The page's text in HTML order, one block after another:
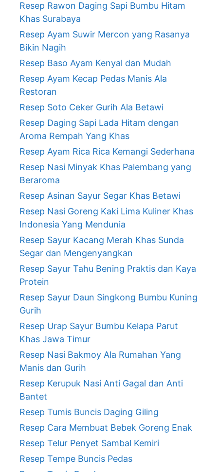
Resep Rawon Daging Sapi Bumbu Hitam
Khas Surabaya
Resep Ayam Suwir Mercon yang Rasanya
Bikin Nagih
Resep Baso Ayam Kenyal dan Mudah
Resep Ayam Kecap Pedas Manis Ala
Restoran
Resep Soto Ceker Gurih Ala Betawi
Resep Daging Sapi Lada Hitam dengan
Aroma Rempah Yang Khas
Resep Ayam Rica Rica Kemangi Sederhana
Resep Nasi Minyak Khas Palembang yang
Beraroma
Resep Asinan Sayur Segar Khas Betawi
Resep Nasi Goreng Kaki Lima Kuliner Khas
Indonesia Yang Mendunia
Resep Sayur Kacang Merah Khas Sunda
Segar dan Mengenyangkan
Resep Sayur Tahu Bening Praktis dan Kaya
Protein
Resep Sayur Daun Singkong Bumbu Kuning
Gurih
Resep Urap Sayur Bumbu Kelapa Parut
Khas Jawa Timur
Resep Nasi Bakmoy Ala Rumahan Yang
Manis dan Gurih
Resep Kerupuk Nasi Anti Gagal dan Anti
Bantet
Resep Tumis Buncis Daging Giling
Resep Cara Membuat Bebek Goreng Enak
Resep Telur Penyet Sambal Kemiri
Resep Tempe Buncis Pedas